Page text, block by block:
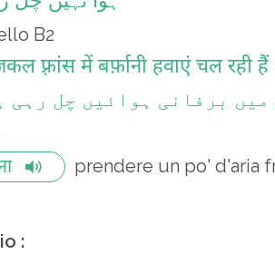
B2
फ़्रांस में बर्फ़ानी हवाएं चल रही हैं
برفانی ہوائیں چل رہی
prendere un po' d'aria
: